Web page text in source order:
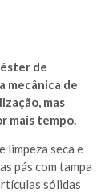
de
mecânica de
mas
mais tempo.
limpeza seca e
pás com tampa
sólidas